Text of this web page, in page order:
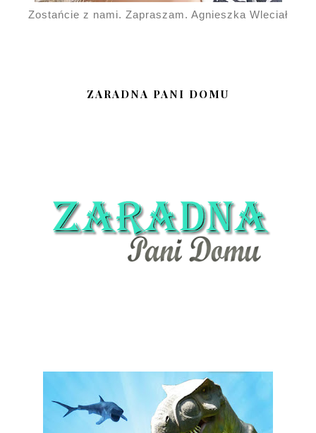
Zostańcie z nami. Zapraszam. Agnieszka Wleciał
ZARADNA PANI DOMU